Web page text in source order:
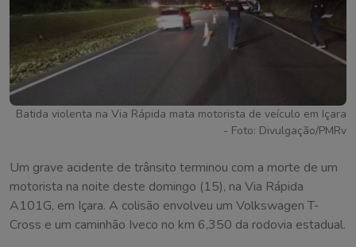
Batida violenta na Via Rápida mata motorista de veículo em Içara
- Foto: Divulgação/PMRv
Um grave acidente de trânsito terminou com a morte de um
motorista na noite deste domingo (15), na Via Rápida
A101G, em Içara. A colisão envolveu um Volkswagen T-
Cross e um caminhão Iveco no km 6,350 da rodovia estadual.